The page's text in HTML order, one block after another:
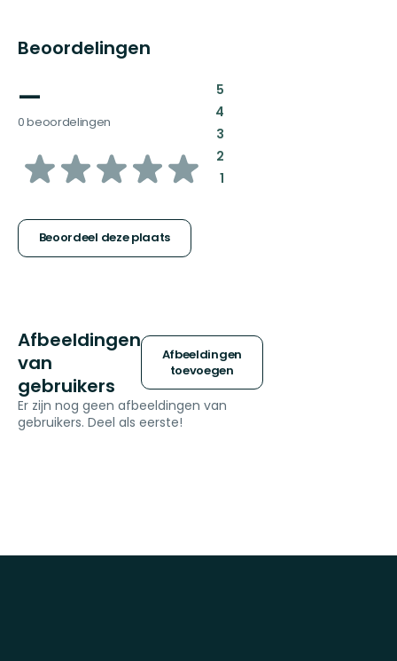
Beoordelingen
—
0 beoordelingen
van
sterren
Beoordeel deze plaats
5:
4:
3:
2:
1:
Afbeeldingen
van
gebruikers
Afbeeldingen
toevoegen
Er zijn nog geen afbeeldingen van
gebruikers. Deel als eerste!